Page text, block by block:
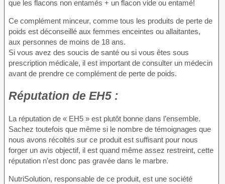
que les flacons non entamés + un flacon vide ou entamé!
Ce complément minceur, comme tous les produits de perte de
poids est déconseillé aux femmes enceintes ou allaitantes,
aux personnes de moins de 18 ans.
Si vous avez des soucis de santé ou si vous êtes sous
prescription médicale, il est important de consulter un médecin
avant de prendre ce complément de perte de poids.
Réputation de EH5 :
La réputation de « EH5 » est plutôt bonne dans l’ensemble.
Sachez toutefois que même si le nombre de témoignages que
nous avons récoltés sur ce produit est suffisant pour nous
forger un avis objectif, il est quand même assez restreint, cette
réputation n’est donc pas gravée dans le marbre.
NutriSolution, responsable de ce produit, est une société